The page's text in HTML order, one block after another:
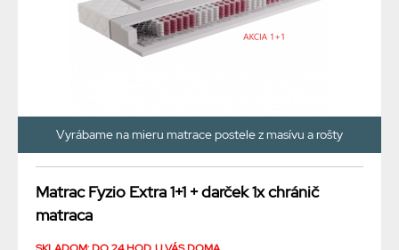
Vyrábame na mieru matrace postele z masívu a rošty
Matrac Fyzio Extra 1+1 + darček 1x chránič
matraca